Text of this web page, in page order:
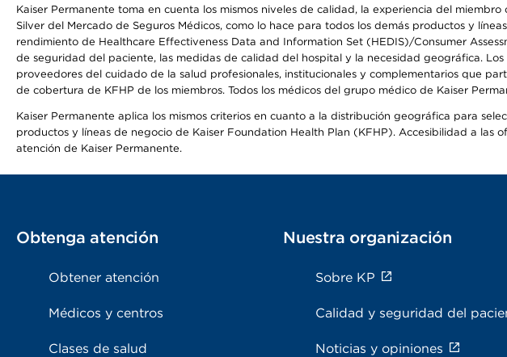
Kaiser Permanente toma en cuenta los mismos niveles de calidad, la experiencia del
Silver del Mercado de Seguros Médicos, como lo hace para todos los demás productos y
rendimiento de Healthcare Effectiveness Data and Information Set (HEDIS)/Consumer
de seguridad del paciente, las medidas de calidad del hospital y la necesidad geográfica.
proveedores del cuidado de la salud profesionales, institucionales y complementarios que
de cobertura de KFHP de los miembros. Todos los médicos del grupo médico de Kaiser
Kaiser Permanente aplica los mismos criterios en cuanto a la distribución geográfica para
productos y líneas de negocio de Kaiser Foundation Health Plan (KFHP). Accesibilidad a las
atención de Kaiser Permanente.
Obtenga atención
Obtener atención
Médicos y centros
Clases de salud
Nuestra organización
Sobre KP
Calidad y seguridad del
Noticias y opiniones